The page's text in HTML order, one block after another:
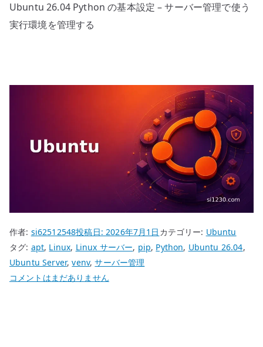
Ubuntu 26.04 Python の基本設定 – サーバー管理で使う
実行環境を管理する
作者: si62512548投稿日:2026年7月1日 カテゴリー: Ubuntu
タグ: apt, Linux, Linux サーバー, pip, Python, Ubuntu 26.04,
Ubuntu Server,venv,サーバー管理
Ubuntu
コメントはまだありません